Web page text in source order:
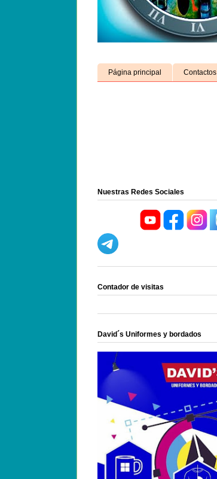
Página principal Contactos
Nuestras Redes Sociales
Contador de visitas
David´s Uniformes y bordados